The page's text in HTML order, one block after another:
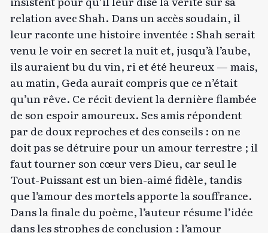
relation avec Shah. Dans un accès soudain, il
leur raconte une histoire inventée : Shah serait
venu le voir en secret la nuit et, jusqu’à l’aube,
ils auraient bu du vin, ri et été heureux — mais,
au matin, Geda aurait compris que ce n’était
qu’un rêve. Ce récit devient la dernière flambée
de son espoir amoureux. Ses amis répondent
par de doux reproches et des conseils : on ne
doit pas se détruire pour un amour terrestre ; il
faut tourner son cœur vers Dieu, car seul le
Tout-Puissant est un bien-aimé fidèle, tandis
que l’amour des mortels apporte la souffrance.
Dans la finale du poème, l’auteur résume l’idée
dans les strophes de conclusion : l’amour